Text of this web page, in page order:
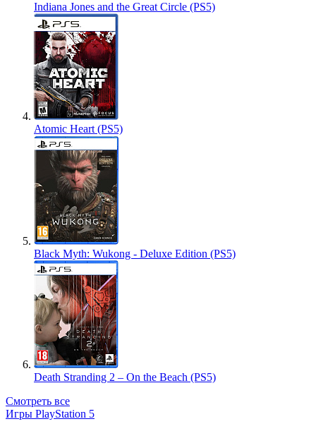
Indiana Jones and the Great Circle (PS5)
Atomic Heart (PS5)
Black Myth: Wukong - Deluxe Edition (PS5)
Death Stranding 2 – On the Beach (PS5)
Смотреть все
Игры PlayStation 5